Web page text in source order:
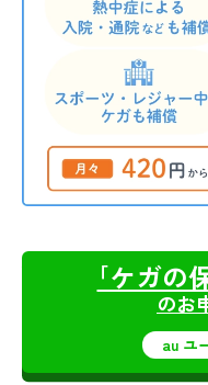
｢ケガの
のお
au ユ